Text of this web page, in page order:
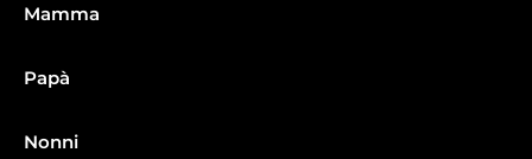
Mamma
Papà
Nonni